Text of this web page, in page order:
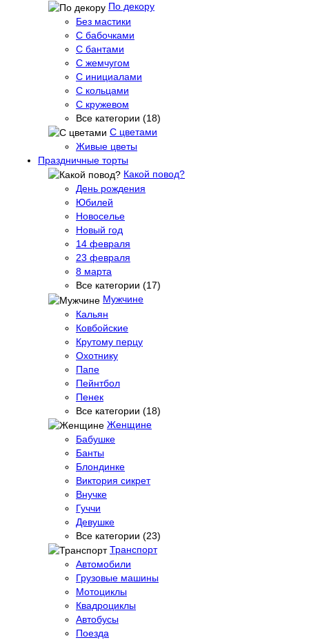
По декору
Без мастики
С бабочками
С бантами
С жемчугом
С инициалами
С кольцами
С кружевом
Все категории (18)
С цветами
Живые цветы
Праздничные торты
Какой повод?
День рождения
Юбилей
Новоселье
Новый год
14 февраля
23 февраля
8 марта
Все категории (17)
Мужчине
Кальян
Ковбойские
Крутому перцу
Охотнику
Папе
Пейнтбол
Пенек
Все категории (18)
Женщине
Бабушке
Банты
Блондинке
Виктория сикрет
Внучке
Гуччи
Девушке
Все категории (23)
Транспорт
Автомобили
Грузовые машины
Мотоциклы
Квадроциклы
Автобусы
Поезда